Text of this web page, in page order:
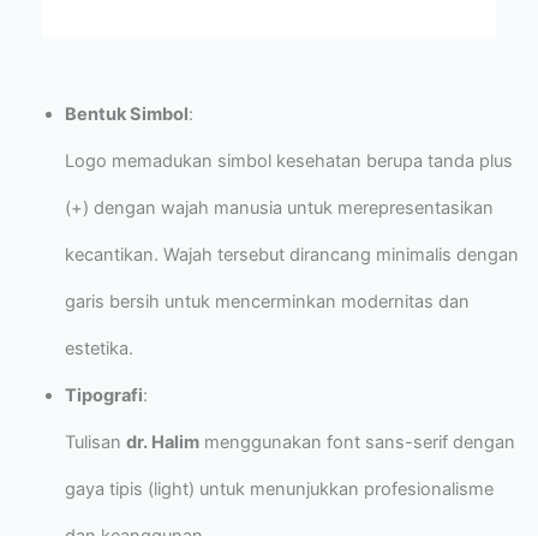
Bentuk Simbol:
Logo memadukan simbol kesehatan berupa tanda plus
(+) dengan wajah manusia untuk merepresentasikan
kecantikan. Wajah tersebut dirancang minimalis dengan
garis bersih untuk mencerminkan modernitas dan
estetika.
Tipografi:
Tulisan dr. Halimmenggunakan font sans-serif dengan
gaya tipis (light) untuk menunjukkan profesionalisme